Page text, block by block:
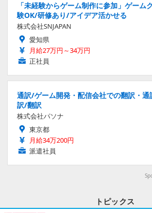
「未経験からゲーム制作に参加」ゲーム
験OK/研修あり/アイデア活かせる
株式会社SNJAPAN
愛知県
月給27万円～34万円
正社員
通訳/ゲーム開発・配信会社での翻訳・
訳/翻訳
株式会社パソナ
東京都
月給34万200円
派遣社員
トピックス